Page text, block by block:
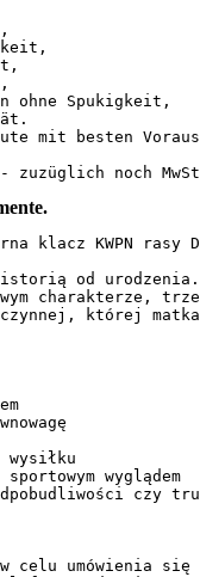
ohne Spukigkeit,
mit besten
zuzüglich noch
klacz KWPN rasy
historią od
charakterze,
której
wysiłku
sportowym wyglądem
czy
umówienia się